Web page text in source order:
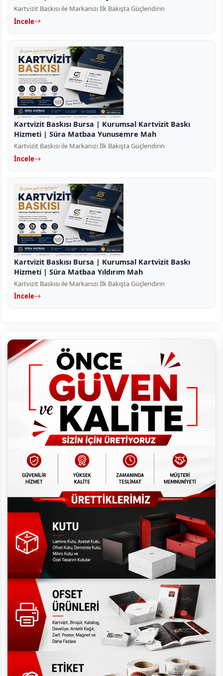
Kartvizit Baskısı ile Markanızı İlk Bakışta Güçlendirin
İncele
Kartvizit Baskısı Bursa | Kurumsal Kartvizit Baskı
Hizmeti | Süra Matbaa Yunusemre Mah
Kartvizit Baskısı ile Markanızı İlk Bakışta Güçlendirin
İncele
Kartvizit Baskısı Bursa | Kurumsal Kartvizit Baskı
Hizmeti | Süra Matbaa Yıldırım Mah
Kartvizit Baskısı ile Markanızı İlk Bakışta Güçlendirin
İncele